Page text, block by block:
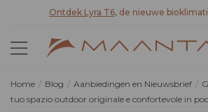
Ontdek Lyra T6,de nieuwe
Home Blog Aanbiedingen en Nieuwsbrief
tuo spazio outdoor originale e confortevole in